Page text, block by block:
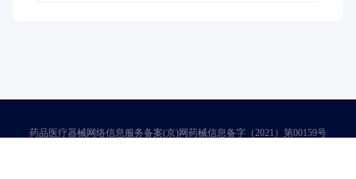
药品医疗器械网络信息服务备案(京)网药械信息备字（2021）第00159号